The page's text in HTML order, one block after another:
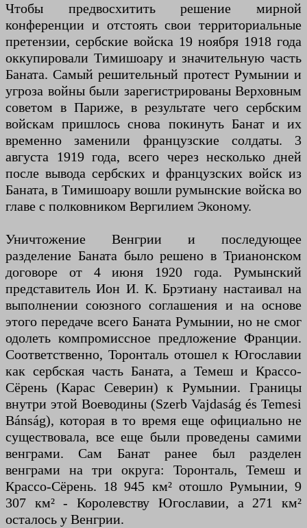
Чтобы предвосхитить решение мирной
конференции и отстоять свои территориальные
претензии, сербские войска 19 ноября 1918 года
оккупировали Тимишоару и значительную часть
Баната. Самый решительный протест Румынии и
угроза войны были зарегистрированы Верховным
советом в Париже, в результате чего сербским
войскам пришлось снова покинуть Банат и их
временно заменили французские солдаты. 3
августа 1919 года, всего через несколько дней
после вывода сербских и французских войск из
Баната, в Тимишоару вошли румынские войска во
главе с полковником Вергилием Эконому.
Уничтожение Венгрии и последующее
разделение Баната было решено в Трианонском
договоре от 4 июня 1920 года. Румынский
представитель Ион И. К. Брэтиану настаивал на
выполнении союзного соглашения и на основе
этого передаче всего Баната Румынии, но не смог
одолеть компромиссное предложение Франции.
Соответственно, Торонталь отошел к Югославии
как сербская часть Баната, а Темеш и Крассо-
Сёрень (Карас Северин) к Румынии. Границы
внутри этой Воеводины (Szerb Vajdaság és Temesi
Bánság), которая в то время еще официально не
существовала, все еще были проведены самими
венграми. Сам Банат ранее был разделен
венграми на три округа: Торонталь, Темеш и
Крассо-Сёрень. 18 945 км² отошло Румынии, 9
307 км² - Королевству Югославии, а 271 км²
осталось у Венгрии.